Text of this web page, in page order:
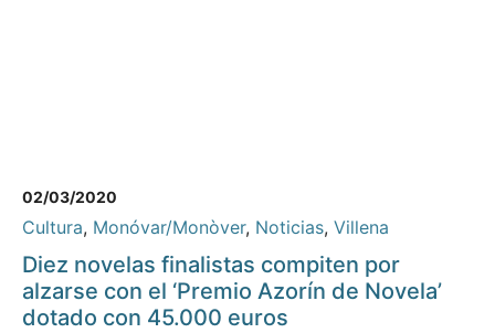
02/03/2020
Cultura, Monóvar/Monòver, Noticias, Villena
Diez novelas finalistas compiten por
alzarse con el ‘Premio Azorín de Novela’
dotado con 45.000 euros